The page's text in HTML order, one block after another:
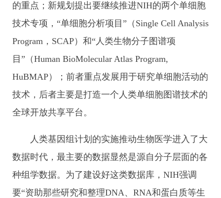
的重点；新规划提出要继续推进NIH的两个单细胞
技术专项，“单细胞分析项目”（Single Cell Analysis
Program，SCAP）和“人类生物分子图谱项
目”（Human BioMolecular Atlas Program,
HuBMAP）；前者重点发展用于研究单细胞活动的
技术，后者主要是打造一个人类单细胞图谱技术的
全球开放共享平台。
人类基因组计划的实施推动生物医学进入了大
数据时代，最主要的数据显然是源自分子层面的各
种组学数据。为了建设好这类数据库，NIH强调
要“资助那些研究和整理DNA、RNA和蛋白质等生